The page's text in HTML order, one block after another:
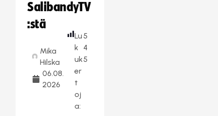
SalibandyTV
:stä
Mika
Hilska
06.08.
2026
Lu
k
uk
er
t
oj
a:
5
4
5